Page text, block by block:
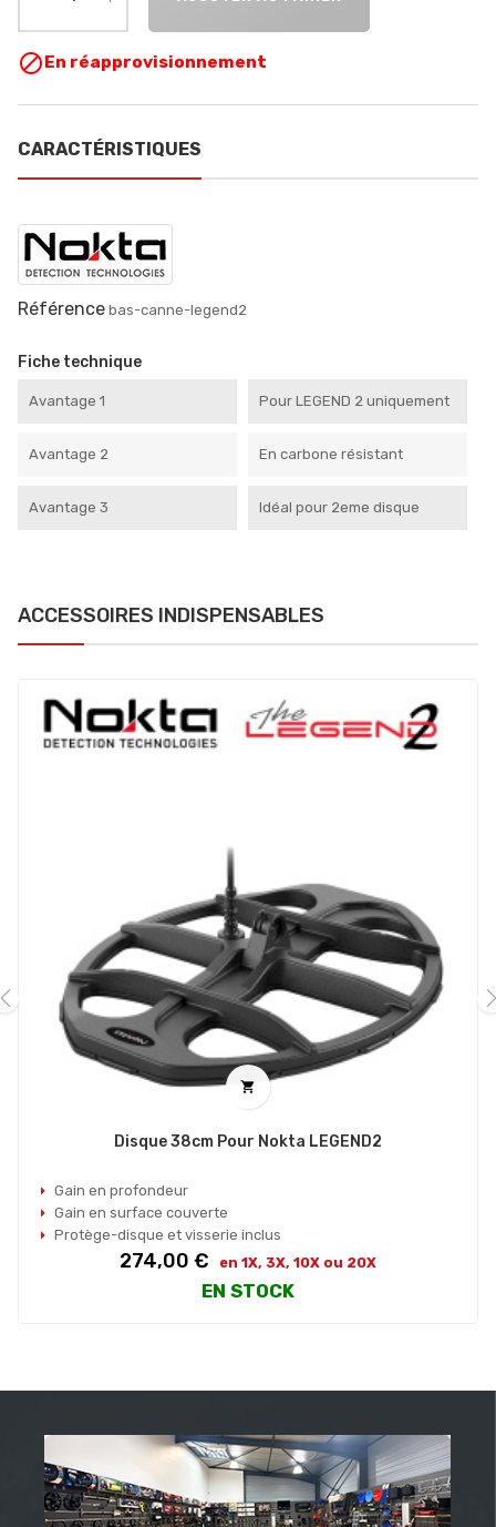
En réapprovisionnement
CARACTÉRISTIQUES
Référence bas-canne-legend2
Fiche technique
Avantage 1 Pour LEGEND 2 uniquement
Avantage 2 En carbone résistant
Avantage 3 Idéal pour 2eme disque
ACCESSOIRES INDISPENSABLES

Disque 38cm Pour Nokta LEGEND2
Gain en profondeur
Gain en surface couverte
Protège-disque et visserie inclus
Prix
274,00 € en 1X, 3X, 10X ou 20X
EN STOCK